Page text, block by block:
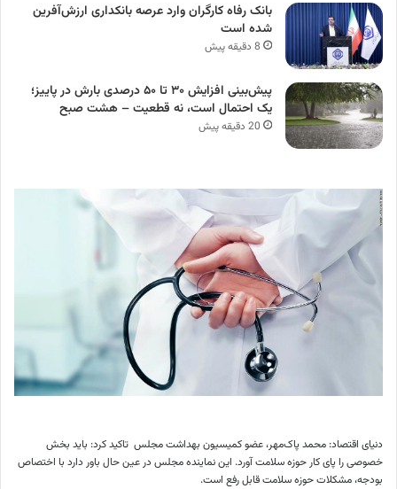
بانک رفاه کارگران وارد عرصه بانکداری ارزش‌آفرین
شده است
8 دقیقه پیش
پیش‌بینی افزایش ۳۰ تا ۵۰ درصدی بارش در پاییز؛
یک احتمال است، نه قطعیت – هشت صبح
20 دقیقه پیش
دنیای اقتصاد: محمد پاک‌‌‌مهر، عضو کمیسیون بهداشت مجلس تاکید کرد: باید بخش
خصوصی را پای کار حوزه سلامت آورد. این نماینده مجلس در عین ‌‌‌حال باور دارد با اختصاص
بودجه‌‌‌، مشکلات حوزه سلامت قابل رفع است.